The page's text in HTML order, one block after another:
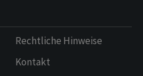
Rechtliche Hinweise
Kontakt